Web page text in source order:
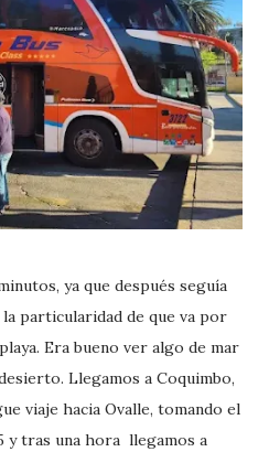
ya que después seguía
particularidad de que va por
Era bueno ver algo de mar
Llegamos a Coquimbo,
viaje hacia Ovalle, tomando el
y tras una hora llegamos a